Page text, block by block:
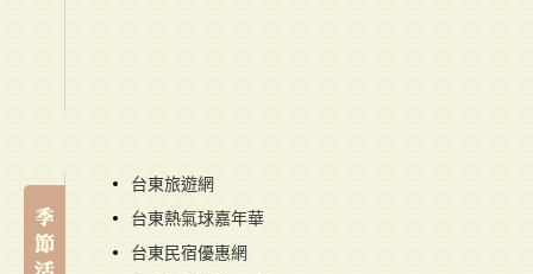
台東旅遊網
台東熱氣球嘉年華
台東民宿優惠網